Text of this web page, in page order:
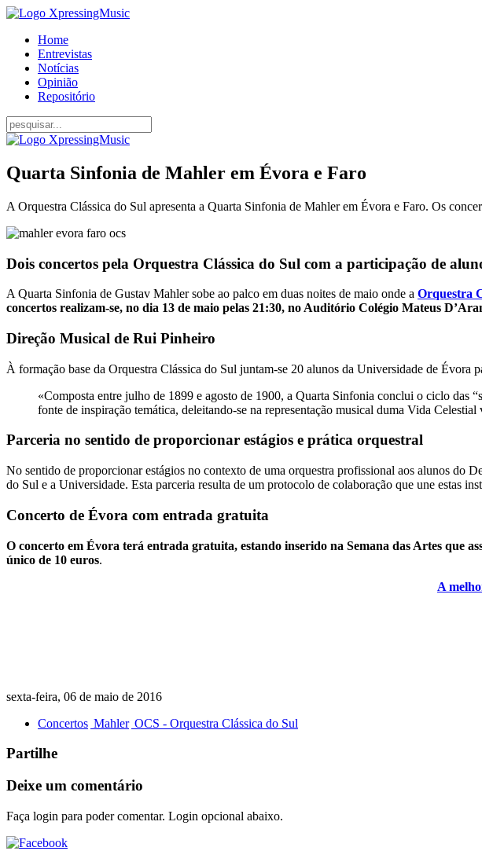
Home
Entrevistas
Notícias
Opinião
Repositório
Quarta Sinfonia de Mahler em Évora e Faro
A Orquestra Clássica do Sul apresenta a Quarta Sinfonia de Mahler em Évora e Faro. Os
Dois concertos pela Orquestra Clássica do Sul com a participação de
A Quarta Sinfonia de Gustav Mahler sobe ao palco em duas noites de maio onde a Orquestra
concertos realizam-se, no dia 13 de maio pelas 21:30, no Auditório Colégio Mateus
Direção Musical de Rui Pinheiro
À formação base da Orquestra Clássica do Sul juntam-se 20 alunos da Universidade de Évora
«Composta entre julho de 1899 e agosto de 1900, a Quarta Sinfonia conclui o ciclo das
fonte de inspiração temática, deleitando-se na representação musical duma Vida
Parceria no sentido de proporcionar estágios e prática orquestral
No sentido de proporcionar estágios no contexto de uma orquestra profissional aos alunos do
do Sul e a Universidade. Esta parceria resulta de um protocolo de colaboração que une estas
Concerto de Évora com entrada gratuita
O concerto em Évora terá entrada gratuita, estando inserido na Semana das Artes que
único de 10 euros.
A
sexta-feira, 06 de maio de 2016
Concertos Mahler OCS - Orquestra Clássica do Sul
Partilhe
Deixe um comentário
Faça login para poder comentar. Login opcional abaixo.